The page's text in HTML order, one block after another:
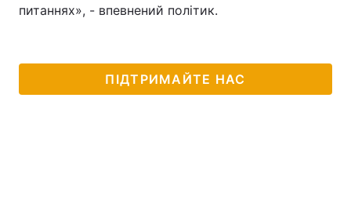
питаннях», - впевнений політик.
ПІДТРИМАЙТЕ НАС